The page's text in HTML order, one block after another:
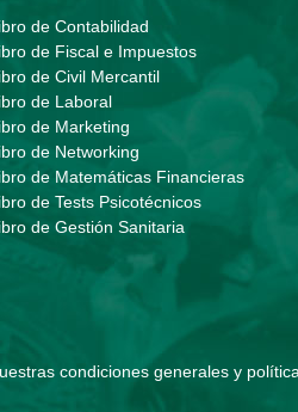
de Contabilidad
de Fiscal e Impuestos
de Civil Mercantil
de Laboral
de Marketing
de Networking
de Matemáticas Financieras
de Tests Psicotécnicos
de Gestión Sanitaria
condiciones generales y